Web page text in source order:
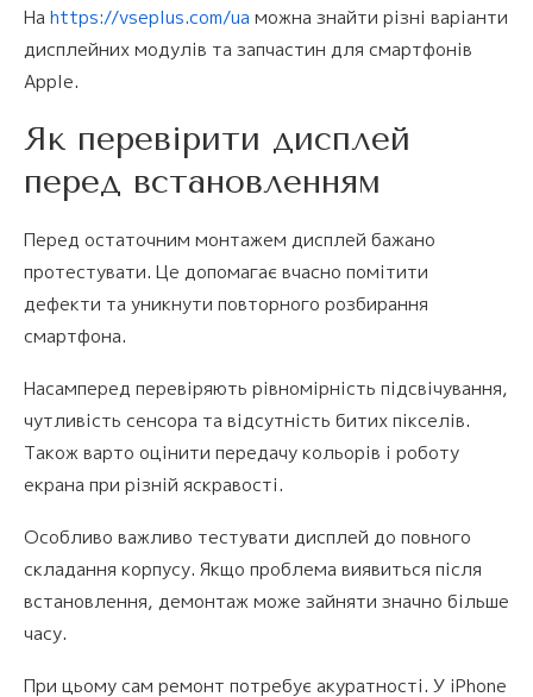
Наhttps://vseplus.com/uaможна знайти різні варіанти
дисплейних модулів та запчастин для смартфонів
Apple.
Як перевірити дисплей
перед встановленням
Перед остаточним монтажем дисплей бажано
протестувати. Це допомагає вчасно помітити
дефекти та уникнути повторного розбирання
смартфона.
Насамперед перевіряють рівномірність підсвічування,
чутливість сенсора та відсутність битих пікселів.
Також варто оцінити передачу кольорів і роботу
екрана при різній яскравості.
Особливо важливо тестувати дисплей до повного
складання корпусу. Якщо проблема виявиться після
встановлення, демонтаж може зайняти значно більше
часу.
При цьому сам ремонт потребує акуратності. У iPhone